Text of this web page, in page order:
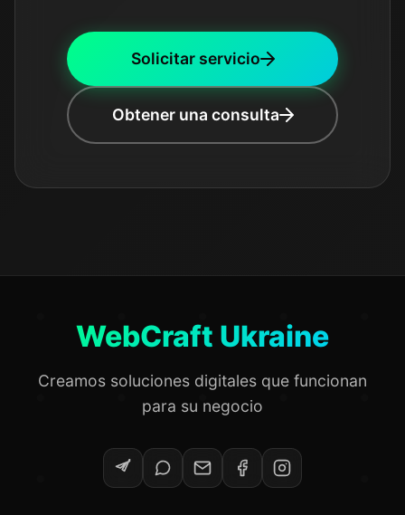
Solicitar servicio
Obtener una consulta
WebCraft Ukraine
Creamos soluciones digitales que funcionan
para su negocio